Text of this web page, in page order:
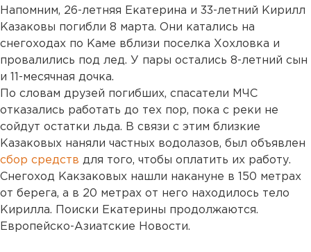
Напомним, 26-летняя Екатерина и 33-летний Кирилл
Казаковы погибли 8 марта. Они катались на
снегоходах по Каме вблизи поселка Хохловка и
провалились под лед. У пары остались 8-летний сын
и 11-месячная дочка.
По словам друзей погибших, спасатели МЧС
отказались работать до тех пор, пока с реки не
сойдут остатки льда. В связи с этим близкие
Казаковых наняли частных водолазов, был объявлен
сбор средств для того, чтобы оплатить их работу.
Снегоход Какзаковых нашли накануне в 150 метрах
от берега, а в 20 метрах от него находилось тело
Кирилла. Поиски Екатерины продолжаются.
Европейско-Азиатские Новости.